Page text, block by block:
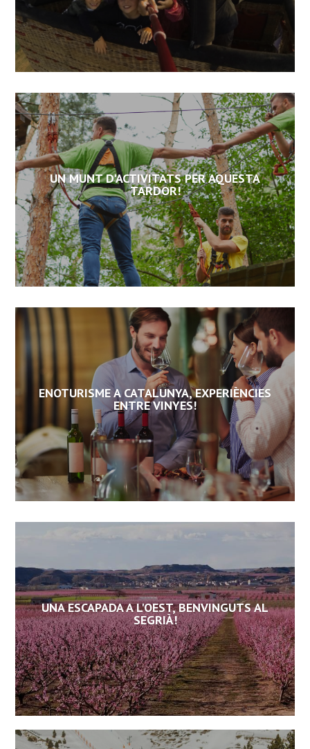
UN MUNT D'ACTIVITATS PER AQUESTA
TARDOR!
ENOTURISME A CATALUNYA, EXPERIÈNCIES
ENTRE VINYES!
UNA ESCAPADA A L'OEST, BENVINGUTS AL
SEGRIÀ!